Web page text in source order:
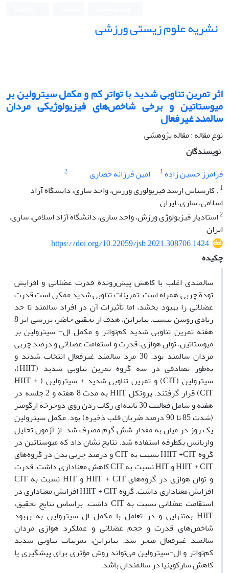
نشریه علوم زیستی ورزشی
اثر تمرین تناوبی شدید با تواتر کم و مکمل سیترولین بر
میوستاتین و برخی شاخص‌های فیزیولوژیکی مردان
سالمند غیرفعال
نوع مقاله : مقاله پژوهشی
نویسندگان
فرامرز حسین زاده1 امین فرزانه حصاری
2
1. کارشناس ارشد فیزیولوژی ورزش، واحد ساری، دانشگاه آزاد
اسلامی، ساری، ایران
2استادیار فیزیولوژی ورزش، واحد ساری، دانشگاه آزاد اسلامی، ساری،
ایران
https://doi.org/10.22059/jsb.2021.308706.1424
چکیده
سالمندی اغلب با کاهش پیش‌روندة قدرت عضلاتی و افزایش
تودة چربی همراه است. تمرینات تناوبی شدید ممکن است قدرت
عضلانی را بهبود بخشد، اما تأثیرات آن در افراد سالمند تا حد
زیادی روشن نیست. بنابراین، هدف از تحقیق حاضر، بررسی اثر 8
هفته تمرین تناوبی شدید کم‌تواتر و مکمل ال- سیترولین بر
میوستاتین، توان هوازی، قدرت و استقامت عضلانی و درصد چربی
مردان سالمند بود. 30 مرد سالمند غیرفعال انتخاب شدند و
به‌طور تصادفی در سه گروه تمرین تناوبی شدید (HIIT)،
سیترولین (CIT) و تمرین تناوبی شدید + سیترولین ( HIIT +
CIT) قرار گرفتند. پروتکل HIIT به مدت 8 هفته و 2 جلسه در
هفته و شامل فعالیت 30 ثانیه‌ای رکاب زدن روی دوچرخة ارگومتر
(شدت 85 تا 90 درصد ضربان قلب ذخیره) بود. مکمل سیترولین
یک روز در میان به مقدار شش گرم مصرف شد. از آزمون تحلیل
واریانس یکطرفه استفاده شد. نتایج نشان داد که میوستاتین در
گروه HIIT +CIT نسبت به CIT و درصد چربی بدن در گروه‌های
HIIT + CIT و HIT نسبت به CIT کاهش معناداری داشت. قدرت
و توان هوازی در گروه‌های HIIT + CIT و HIT نسبت به CIT
افزایش معناداری داشت. گروه HIIT + CIT افزایش معناداری در
استقامت عضلانی نسبت به CIT داشت. براساس نتایج تحقیق،
HIIT به‌تنهایی و در تعامل با مکمل ال سیترولین به بهبود
شاخص‌های قدرت و حجم عضلانی و عملکرد هوازی مردان
سالمند غیرفعال منجر شد. بنابراین، تمرینات تناوبی شدید
کم‌تواتر و ال-سیترولین می‌تواند روش مؤثری برای پیشگیری یا
کاهش سارکوپنیا در سالمندان باشد.